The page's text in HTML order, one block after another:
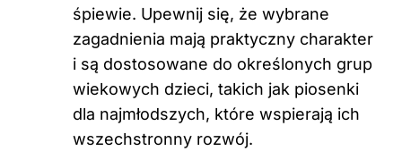
śpiewie. Upewnij się, że wybrane
zagadnienia mają praktyczny charakter
i są dostosowane do określonych grup
wiekowych dzieci, takich jak piosenki
dla najmłodszych, które wspierają ich
wszechstronny rozwój.